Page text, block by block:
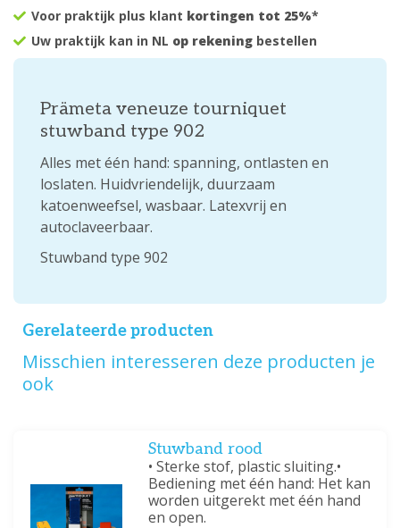
Voor praktijk plus klant kortingen tot 25%*
Uw praktijk kan in NL op rekening bestellen
Prämeta veneuze tourniquet
stuwband type 902
Alles met één hand: spanning, ontlasten en
loslaten. Huidvriendelijk, duurzaam
katoenweefsel, wasbaar. Latexvrij en
autoclaveerbaar.
Stuwband type 902
Gerelateerde producten
Misschien interesseren deze producten je
ook
Stuwband rood
• Sterke stof, plastic sluiting.•
Bediening met één hand: Het kan
worden uitgerekt met één hand
en open.